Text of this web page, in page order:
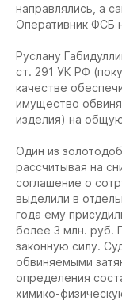
направлялись, а
Оперативник ФСБ
Руслану
ст. 291 УК РФ
качестве
имущество
изделия) на
Один из
рассчитывая на
соглашение о
выделили в
года ему
более 3 млн. руб.
законную силу.
обвиняемыми
определения
химико-